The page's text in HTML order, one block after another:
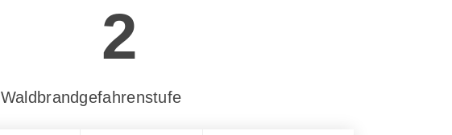
2
Waldbrandgefahrenstufe